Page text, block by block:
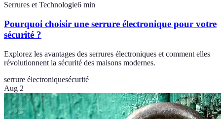
Serrures et Technologie6 min
Pourquoi choisir une serrure électronique pour votre
sécurité ?
Explorez les avantages des serrures électroniques et comment elles
révolutionnent la sécurité des maisons modernes.
serrure électroniquesécurité
Aug 2